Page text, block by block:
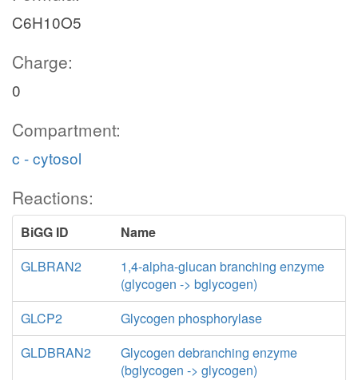
C6H10O5
Charge:
0
Compartment:
c - cytosol
Reactions:
BiGG ID
Name
GLBRAN2
1,4-alpha-glucan branching enzyme
(glycogen -> bglycogen)
GLCP2
Glycogen phosphorylase
GLDBRAN2
Glycogen debranching enzyme
(bglycogen -> glycogen)